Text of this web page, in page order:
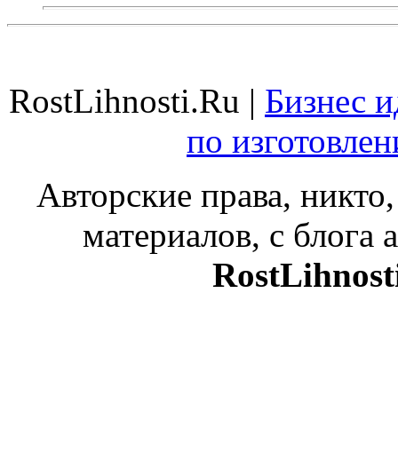
RostLihnosti.Ru | Бизнес
по
Авторские права,
материалов, с блога